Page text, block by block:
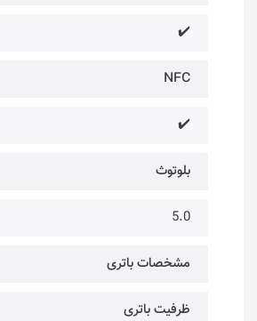
✔️
NFC
✔️
بلوتوث
5.0
مشخصات باتری
ظرفیت باتری